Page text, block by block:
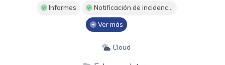
Informes Notificación de incidenc...
Ver más
Cloud